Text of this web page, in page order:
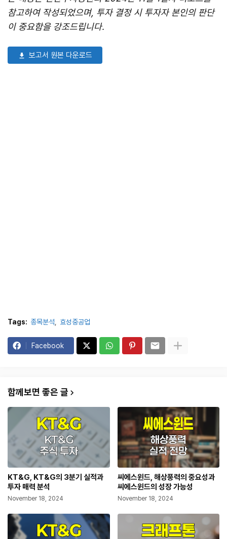
참고하여 작성되었으며, 투자 결정 시 투자자 본인의 판단
이 중요함을 강조드립니다.
보고서 원본 다운로드
Tags: 종목분석 효성중공업
Facebook
함께보면 좋은 글
KT&G, KT&G의 3분기 실적과
투자 매력 분석
November 18, 2024
씨에스윈드, 해상풍력의 중요성과
씨에스윈드의 성장 가능성
November 18, 2024